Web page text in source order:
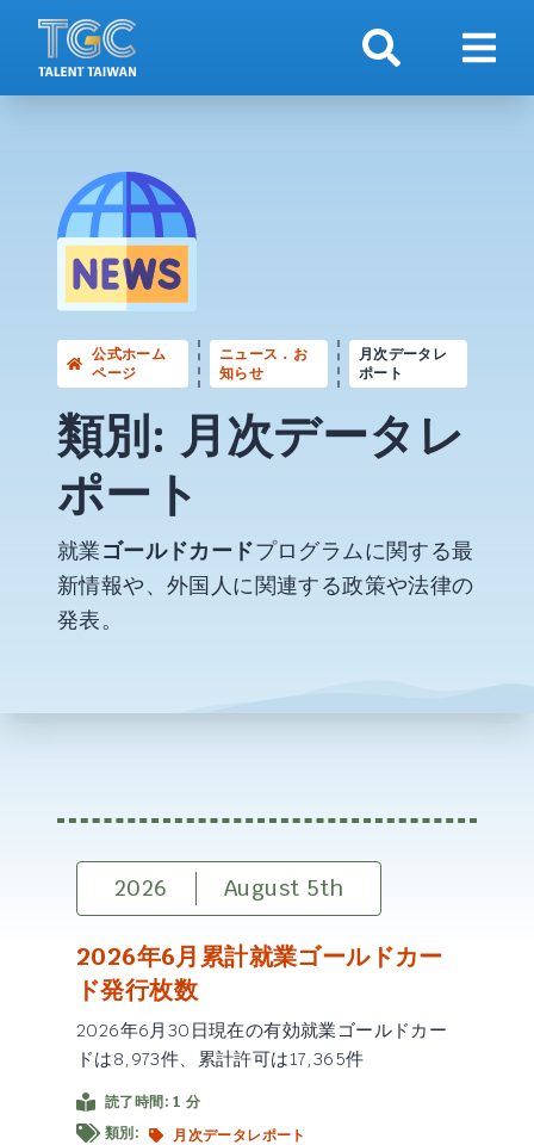
検索 ナビ
公式ホーム
ページ
ニュース．お
知らせ
月次データレ
ポート
類別: 月次データレ
ポート
就業ゴールドカードプログラムに関する最
新情報や、外国人に関連する政策や法律の
発表。
2026 August 5th
2026年6月累計就業ゴールドカー
ド発行枚数
2026年6月30日現在の有効就業ゴールドカー
ドは8,973件、累計許可は17,365件
読了時間: 1 分
類別:
月次データレポート